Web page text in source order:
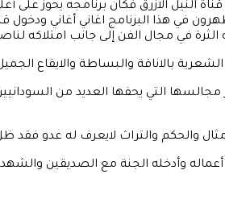
في هذا البرنامج اغاني أغاني
في مجال الفن إلى جانب امتلاكه
بالاناقة والبساطة والايقاع
التي يحفها العديد من
والحكم والتراث لايعرف له عدو
وأدخله الجنة مع الصديقين